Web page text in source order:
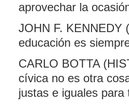
aprovechar la
JOHN F. KENNEDY
educación es
CARLO BOTTA
cívica no es otra
justas e iguales para